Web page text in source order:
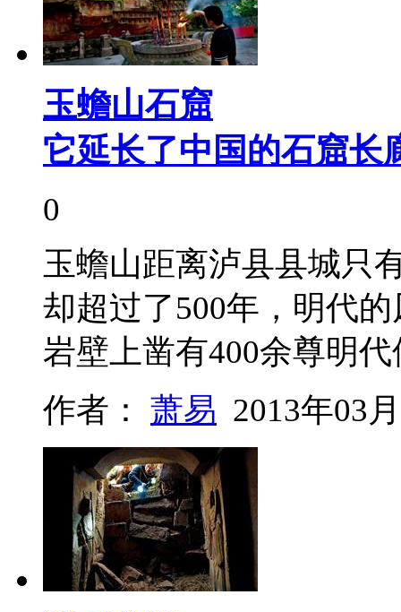
玉蟾山石窟
它延长了中国的石窟长
0
玉蟾山距离泸县县城只
却超过了500年，明代
岩壁上凿有400余尊明
作者： 萧易 2013年03